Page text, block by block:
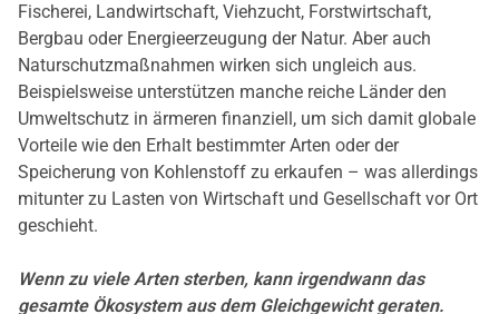
Fischerei, Landwirtschaft, Viehzucht, Forstwirtschaft,
Bergbau oder Energieerzeugung der Natur. Aber auch
Naturschutzmaßnahmen wirken sich ungleich aus.
Beispielsweise unterstützen manche reiche Länder den
Umweltschutz in ärmeren finanziell, um sich damit globale
Vorteile wie den Erhalt bestimmter Arten oder der
Speicherung von Kohlenstoff zu erkaufen – was allerdings
mitunter zu Lasten von Wirtschaft und Gesellschaft vor Ort
geschieht.
Wenn zu viele Arten sterben, kann irgendwann das
gesamte Ökosystem aus dem Gleichgewicht geraten.